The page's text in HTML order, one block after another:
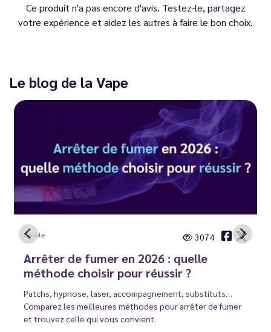
Ce produit n'a pas encore d'avis. Testez-le, partagez
votre expérience et aidez les autres à faire le bon choix.
Le blog de la Vape
Carole 3074
Arrêter de fumer en 2026 : quelle
méthode choisir pour réussir ?
Patchs, hypnose, laser, accompagnement, substituts…
Comparez les meilleures méthodes pour arrêter de fumer
et trouvez celle qui vous convient.